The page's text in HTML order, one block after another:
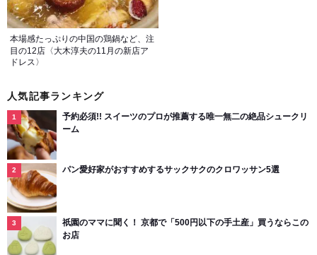
本場感たっぷりの中国の鶏鍋など、注
目の12店〈大木淳夫の11月の新店ア
ドレス〉
人気記事ランキング
予約必須!! スイーツのプロが推薦する唯一無二の絶品シュークリ
ーム
パン愛好家がおすすめするサックサクのクロワッサン5選
祇園のママに聞く！ 京都で「500円以下の手土産」買うならこの
お店